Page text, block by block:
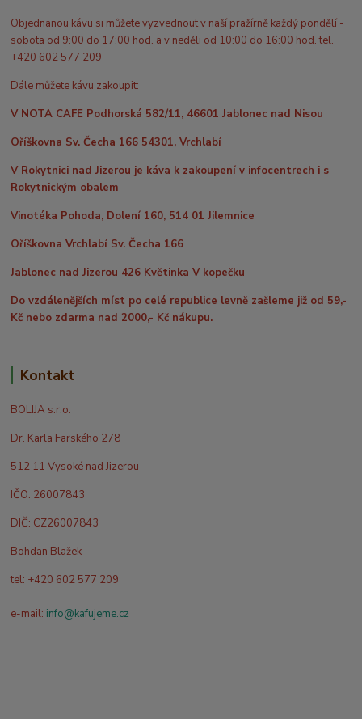
Objednanou kávu si můžete vyzvednout v naší pražírně každý pondělí -
sobota od 9:00 do 17:00 hod. a v neděli od 10:00 do 16:00 hod. tel.
+420 602 577 209
Dále můžete kávu zakoupit:
V NOTA CAFE Podhorská 582/11, 46601 Jablonec nad Nisou
Oříškovna Sv. Čecha 166 54301, Vrchlabí
V Rokytnici nad Jizerou je káva k zakoupení v infocentrech i s
Rokytnickým obalem
Vinotéka Pohoda, Dolení 160, 514 01 Jilemnice
Oříškovna Vrchlabí Sv. Čecha 166
Jablonec nad Jizerou 426 Květinka V kopečku
Do vzdálenějších míst po celé republice levně zašleme již od 59,-
Kč nebo zdarma nad 2000,- Kč nákupu.
Kontakt
BOLIJA s.r.o.
Dr. Karla Farského 278
512 11 Vysoké nad Jizerou
IČO: 26007843
DIČ: CZ26007843
Bohdan Blažek
tel: +420 602 577 209
e-mail: info@kafujeme.cz